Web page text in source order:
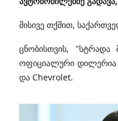
მისივე თქმით,
ცნობისთვის,
ოფიციალური დილერია
და Chevrolet.